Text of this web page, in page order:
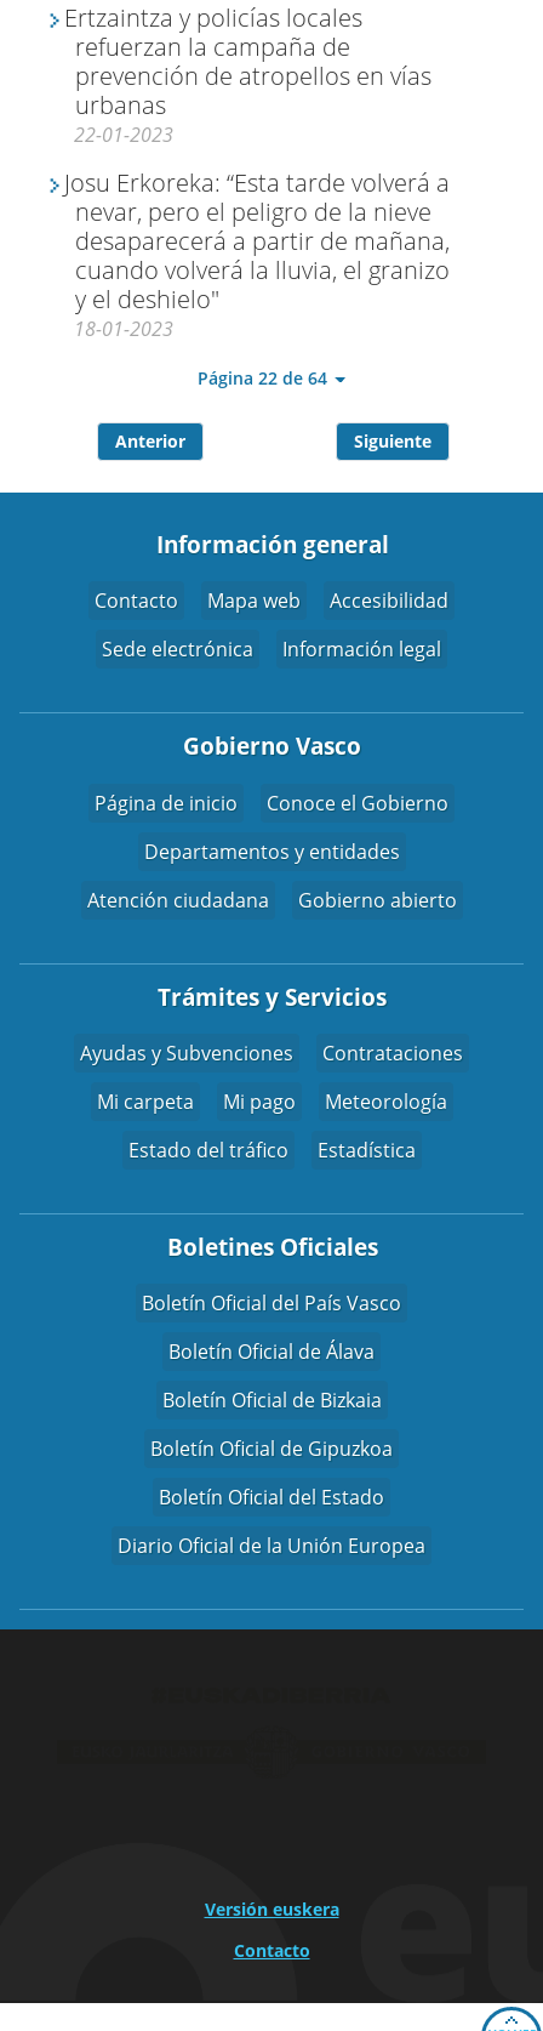
Ertzaintza y policías locales
refuerzan la campaña de
prevención de atropellos en vías
urbanas
22-01-2023
Josu Erkoreka: “Esta tarde volverá a
nevar, pero el peligro de la nieve
desaparecerá a partir de mañana,
cuando volverá la lluvia, el granizo
y el deshielo"
18-01-2023
Página 22 de 64
Anterior Siguiente
Información general
Contacto Mapa web
Accesibilidad
Sede electrónica
Información legal
Gobierno Vasco
Página de inicio
Conoce el Gobierno
Departamentos y entidades
Atención ciudadana
Gobierno abierto
Trámites y Servicios
Ayudas y Subvenciones
Contrataciones
Mi carpeta
Mi pago
Meteorología
Estado del tráfico
Estadística
Boletines Oficiales
Boletín Oficial del País Vasco
Boletín Oficial de Álava
Boletín Oficial de Bizkaia
Boletín Oficial de Gipuzkoa
Boletín Oficial del Estado
Diario Oficial de la Unión Europea
Versión euskera
Contacto